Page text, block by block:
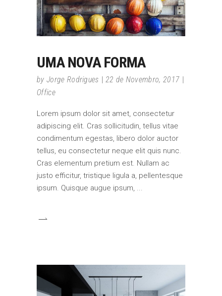
UMA NOVA FORMA
by Jorge Rodrigues
22 de Novembro, 2017
Office
Lorem ipsum dolor sit amet, consectetur
adipiscing elit. Cras sollicitudin, tellus vitae
condimentum egestas, libero dolor auctor
tellus, eu consectetur neque elit quis nunc.
Cras elementum pretium est. Nullam ac
justo efficitur, tristique ligula a, pellentesque
ipsum. Quisque augue ipsum,